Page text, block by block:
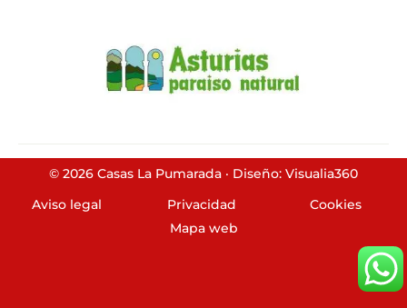
© 2026 Casas La Pumarada · Diseño: Visualia360
Aviso legal
Privacidad
Cookies
Mapa web